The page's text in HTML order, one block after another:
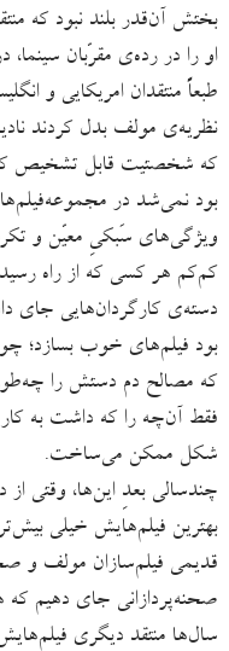
بختش آن‌قدر بلند نبود که
او را در رده‌ی مقرّبان
طبعاً منتقدان امریکایی و
نظریه‌ی مولف بدل کردند
که شخصتیت قابل تشخیص
بود نمی‌شد در
ویژگی‌های سَبکیِ معیّن و
کم‌کم هر کسی که از راه
دسته‌ی کارگردان‌هایی جای
بود فیلم‌های خوب بسازد؛
که مصالح دم دستش را
فقط آن‌چه را که داشت به
شکل ممکن می‌ساخت.
چندسالی بعدِ این‌ها، وقتی
بهترین فیلم‌هایش خیلی
قدیمی فیلم‌سازان مولف و
صحنه‌پردازانی جای دهیم
سال‌ها منتقد دیگری